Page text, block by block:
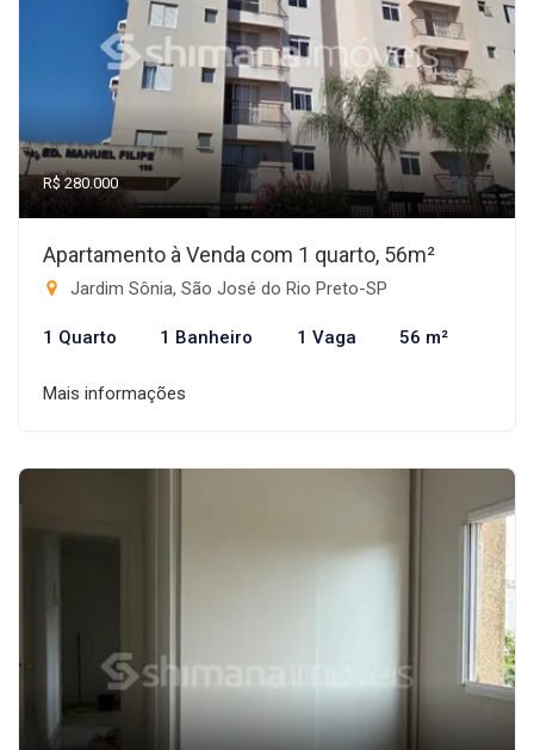
R$ 280.000
Apartamento à Venda com 1 quarto, 56m²
Jardim Sônia, São José do Rio Preto-SP
1 Quarto 1 Banheiro 1 Vaga 56 m²
Mais informações